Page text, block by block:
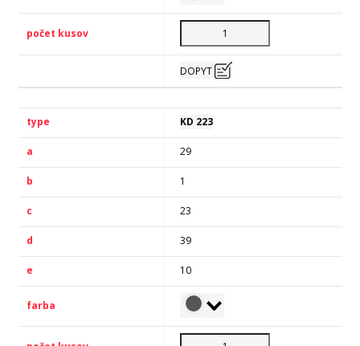
DOPYT
KD 223
29
1
23
39
10